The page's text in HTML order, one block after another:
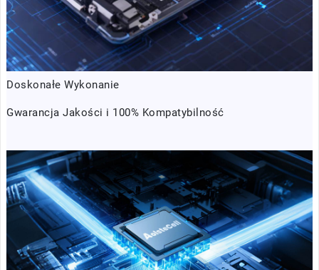
Doskonałe Wykonanie
Gwarancja Jakości i 100% Kompatybilność